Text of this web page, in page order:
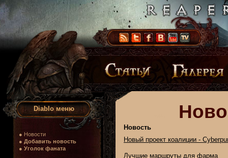
Diablo меню
● Новости
● Добавить новость
● Уголок фаната
Новость
Новый проект коалиции -
Лучшие маршруты для фарма